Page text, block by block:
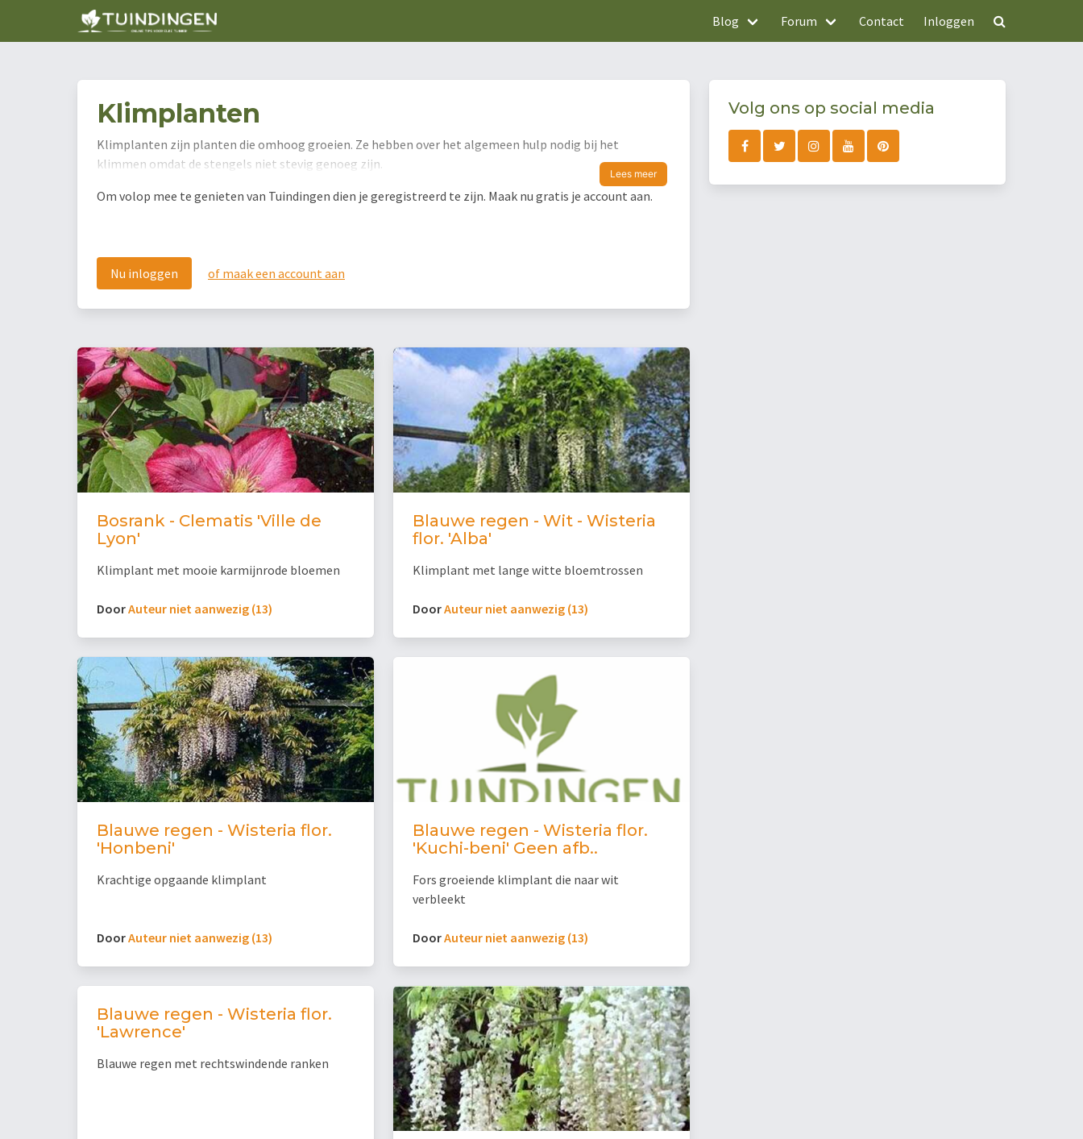
Blog Forum Contact Inloggen
Klimplanten
Klimplanten zijn planten die omhoog groeien. Ze hebben over het algemeen hulp nodig bij het
klimmen omdat de stengels niet stevig genoeg zijn.
Lees meer
Om volop mee te genieten van Tuindingen dien je geregistreerd te zijn. Maak nu gratis je account aan.
Nu inloggen of maak een account aan
Bosrank - Clematis 'Ville de
Lyon'
Klimplant met mooie karmijnrode bloemen
DoorAuteur niet aanwezig (13)
Blauwe regen - Wit - Wisteria
flor. 'Alba'
Klimplant met lange witte bloemtrossen
DoorAuteur niet aanwezig (13)
Blauwe regen - Wisteria flor.
'Honbeni'
Krachtige opgaande klimplant
DoorAuteur niet aanwezig (13)
Blauwe regen - Wisteria flor.
'Kuchi-beni' Geen afb..
Fors groeiende klimplant die naar wit
verbleekt
DoorAuteur niet aanwezig (13)
Blauwe regen - Wisteria flor.
'Lawrence'
Blauwe regen met rechtswindende ranken
Volg ons op social media